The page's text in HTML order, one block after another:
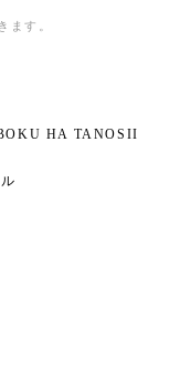
ます。
HA TANOSII